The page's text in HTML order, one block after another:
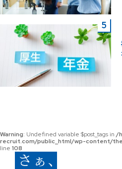
Warning: Undefined variable $post_tags in /
recruit.com/public_html/wp-content/
line 108